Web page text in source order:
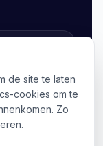
de site te laten
cookies om te
Zo